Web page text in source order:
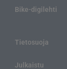
Bike-digilehti
Tietosuoja
Julkaistu